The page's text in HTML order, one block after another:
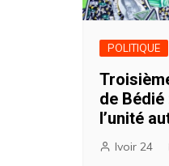
POLITIQUE
de Bédié
l’unité
Ivoir 24